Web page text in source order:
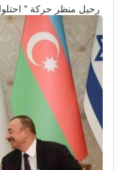
رحيل منظر حركة "